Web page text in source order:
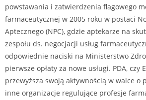
powstawania i zatwierdzenia flagowego
farmaceutycznej w 2005 roku w postaci
Aptecznego (NPC), gdzie aptekarze na
zespołu ds. negocjacji usług
odpowiednie naciski na Ministerstwo
pierwsze opłaty za nowe usługi. PDA, czy
przewyższa swoją aktywnością w walce o
inne organizacje regulujące profesje